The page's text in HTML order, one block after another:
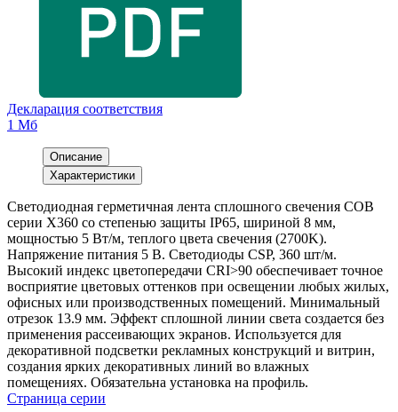
Декларация соответствия
1 Мб
Описание
Характеристики
Светодиодная герметичная лента сплошного свечения COB
серии X360 со степенью защиты IP65, шириной 8 мм,
мощностью 5 Вт/м, теплого цвета свечения (2700K).
Напряжение питания 5 В. Светодиоды CSP, 360 шт/м.
Высокий индекс цветопередачи CRI>90 обеспечивает точное
восприятие цветовых оттенков при освещении любых жилых,
офисных или производственных помещений. Минимальный
отрезок 13.9 мм. Эффект сплошной линии света создается без
применения рассеивающих экранов. Используется для
декоративной подсветки рекламных конструкций и витрин,
создания ярких декоративных линий во влажных
помещениях. Обязательна установка на профиль.
Страница серии